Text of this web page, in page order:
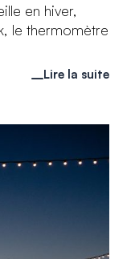
en hiver,
le thermomètre
Lire la suite